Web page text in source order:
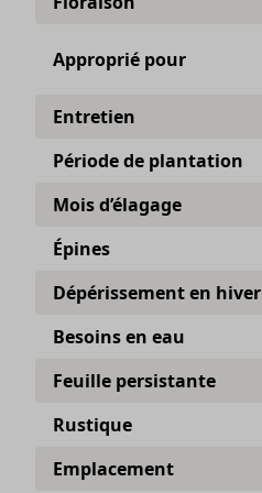
Approprié pour
Entretien
Période de plantation
Mois d’élagage
Épines
Dépérissement en hiver
Besoins en eau
Feuille persistante
Rustique
Emplacement